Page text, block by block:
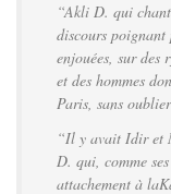
“Akli D. qui
discours poignant
enjouées, sur des
et des hommes
Paris, sans
“Il y avait Idir et
D. qui, comme
attachement à